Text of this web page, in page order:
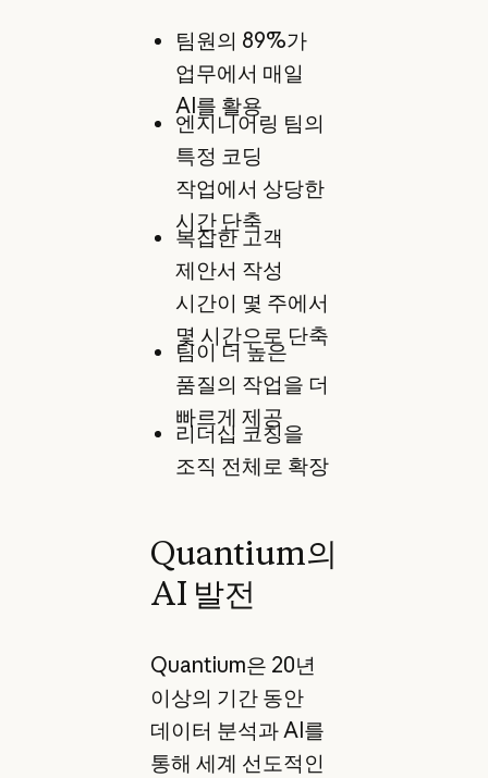
팀원의 89%가
업무에서 매일
AI를 활용
엔지니어링 팀의
특정 코딩
작업에서 상당한
시간 단축
복잡한 고객
제안서 작성
시간이 몇 주에서
몇 시간으로 단축
팀이 더 높은
품질의 작업을 더
빠르게 제공
리더십 코칭을
조직 전체로 확장
Quantium의
AI 발전
Quantium은 20년
이상의 기간 동안
데이터 분석과 AI를
통해 세계 선도적인